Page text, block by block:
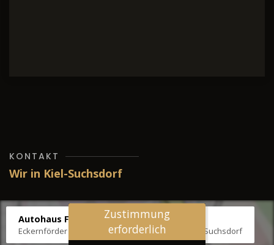
KONTAKT
Wir in Kiel-Suchsdorf
Autohaus Fräter
Eckernförder Str. /Klausbrooker Weg 1, 24107 Kiel-Suchsdorf
Zustimmung
erforderlich